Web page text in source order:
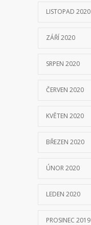
LISTOPAD 2020
ZÁŘÍ 2020
SRPEN 2020
ČERVEN 2020
KVĚTEN 2020
BŘEZEN 2020
ÚNOR 2020
LEDEN 2020
PROSINEC 2019